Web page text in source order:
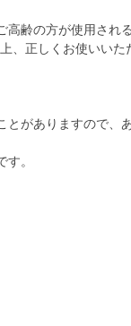
高齢の方が使用され
、正しくお使いいた
とがありますので、
。